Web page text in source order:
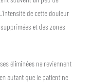
de cette douleur
et des zones
éliminées ne reviennent
autant que le patient ne